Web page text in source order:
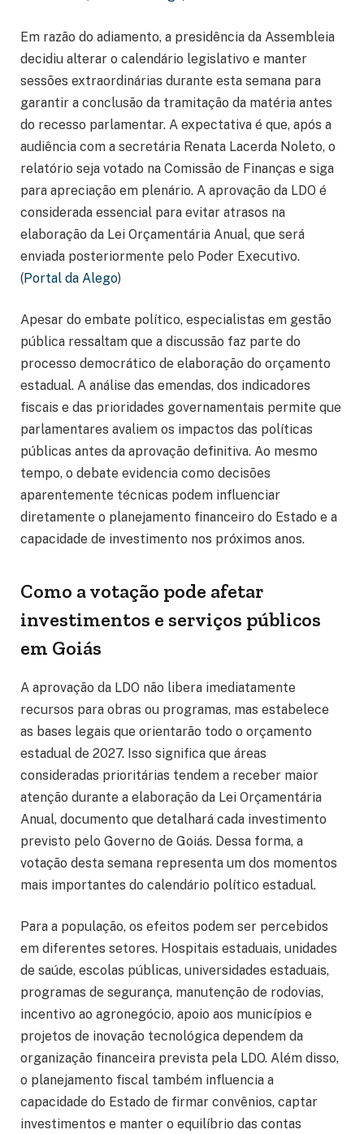
Em razão do adiamento, a presidência da Assembleia
decidiu alterar o calendário legislativo e manter
sessões extraordinárias durante esta semana para
garantir a conclusão da tramitação da matéria antes
do recesso parlamentar. A expectativa é que, após a
audiência com a secretária Renata Lacerda Noleto, o
relatório seja votado na Comissão de Finanças e siga
para apreciação em plenário. A aprovação da LDO é
considerada essencial para evitar atrasos na
elaboração da Lei Orçamentária Anual, que será
enviada posteriormente pelo Poder Executivo.
(Portal da Alego)
Apesar do embate político, especialistas em gestão
pública ressaltam que a discussão faz parte do
processo democrático de elaboração do orçamento
estadual. A análise das emendas, dos indicadores
fiscais e das prioridades governamentais permite que
parlamentares avaliem os impactos das políticas
públicas antes da aprovação definitiva. Ao mesmo
tempo, o debate evidencia como decisões
aparentemente técnicas podem influenciar
diretamente o planejamento financeiro do Estado e a
capacidade de investimento nos próximos anos.
Como a votação pode afetar
investimentos e serviços públicos
em Goiás
A aprovação da LDO não libera imediatamente
recursos para obras ou programas, mas estabelece
as bases legais que orientarão todo o orçamento
estadual de 2027. Isso significa que áreas
consideradas prioritárias tendem a receber maior
atenção durante a elaboração da Lei Orçamentária
Anual, documento que detalhará cada investimento
previsto pelo Governo de Goiás. Dessa forma, a
votação desta semana representa um dos momentos
mais importantes do calendário político estadual.
Para a população, os efeitos podem ser percebidos
em diferentes setores. Hospitais estaduais, unidades
de saúde, escolas públicas, universidades estaduais,
programas de segurança, manutenção de rodovias,
incentivo ao agronegócio, apoio aos municípios e
projetos de inovação tecnológica dependem da
organização financeira prevista pela LDO. Além disso,
o planejamento fiscal também influencia a
capacidade do Estado de firmar convênios, captar
investimentos e manter o equilíbrio das contas